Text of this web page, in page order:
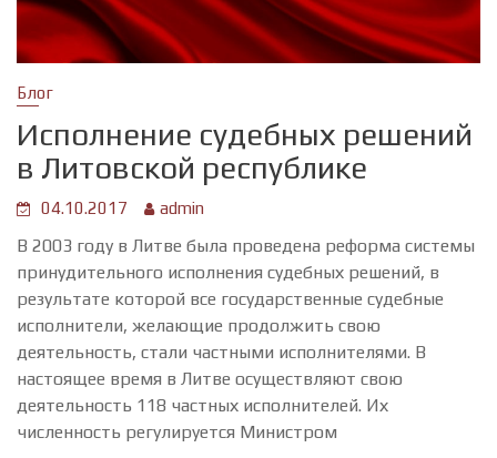
Блог
Исполнение судебных решений
в Литовской республике
04.10.2017 admin
В 2003 году в Литве была проведена реформа системы
принудительного исполнения судебных решений, в
результате которой все государственные судебные
исполнители, желающие продолжить свою
деятельность, стали частными исполнителями. В
настоящее время в Литве осуществляют свою
деятельность 118 частных исполнителей. Их
численность регулируется Министром